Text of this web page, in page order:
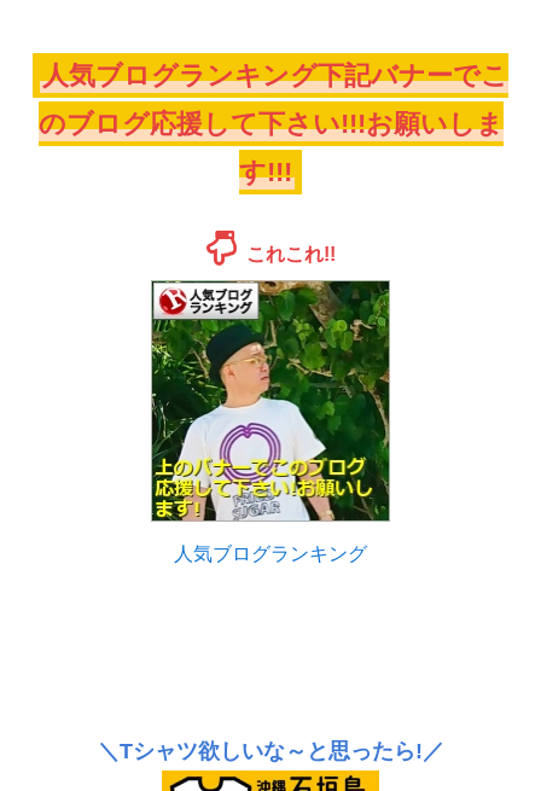
人気ブログランキング下記バナーでこ
のブログ応援して下さい!!!お願いしま
す!!!
これこれ!!
人気ブログランキング
＼Tシャツ欲しいな～と思ったら!／